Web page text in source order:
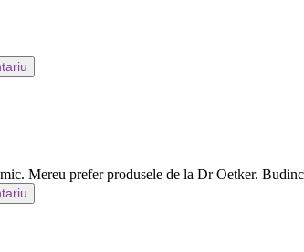
Mereu prefer produsele de la Dr Oetker.